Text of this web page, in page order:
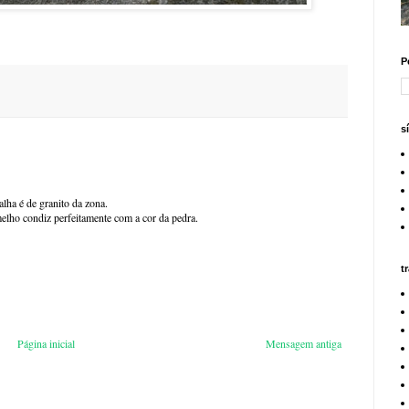
é de granito da zona.
condiz perfeitamente com a cor da pedra.
Mensagem antiga
Página inicial